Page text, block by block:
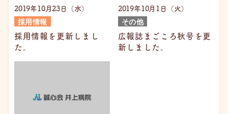
2019年10月23日（水）
採用情報
採用情報を更新しまし
た。
2019年10月1日（火）
その他
広報誌まごころ秋号を更
新しました。